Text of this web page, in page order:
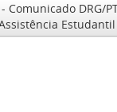
Comunicado DRG/
Estudantil